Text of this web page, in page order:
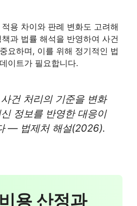
용 차이와 판례 변화도 고려해
과 법률 해석을 반영하여 사건
요하며, 이를 위해 정기적인 법
이트가 필요합니다.
건 처리의 기준을 변화
정보를 반영한 대응이
— 법제처 해설(2026).
용 산정과